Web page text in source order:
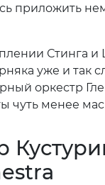
приложить
Стинга и
уже и так
оркестр
чуть менее